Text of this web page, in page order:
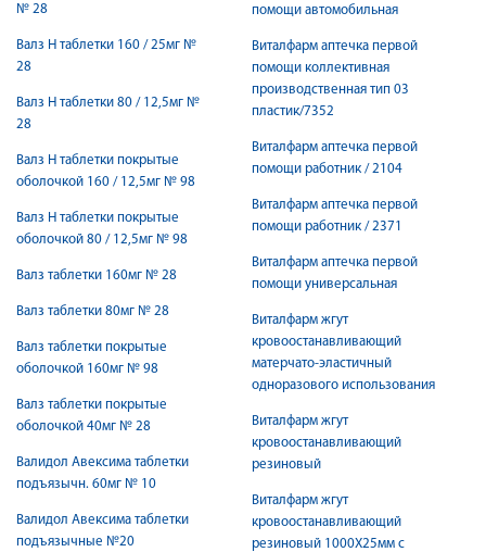
№ 28
Валз Н таблетки 160 / 25мг №
28
Валз Н таблетки 80 / 12,5мг №
28
Валз Н таблетки покрытые
оболочкой 160 / 12,5мг № 98
Валз Н таблетки покрытые
оболочкой 80 / 12,5мг № 98
Валз таблетки 160мг № 28
Валз таблетки 80мг № 28
Валз таблетки покрытые
оболочкой 160мг № 98
Валз таблетки покрытые
оболочкой 40мг № 28
Валидол Авексима таблетки
подъязычн. 60мг № 10
Валидол Авексима таблетки
подъязычные №20
помощи автомобильная
Виталфарм аптечка первой
помощи коллективная
производственная тип 03
пластик/7352
Виталфарм аптечка первой
помощи работник / 2104
Виталфарм аптечка первой
помощи работник / 2371
Виталфарм аптечка первой
помощи универсальная
Виталфарм жгут
кровоостанавливающий
матерчато-эластичный
одноразового использования
Виталфарм жгут
кровоостанавливающий
резиновый
Виталфарм жгут
кровоостанавливающий
резиновый 1000Х25мм с